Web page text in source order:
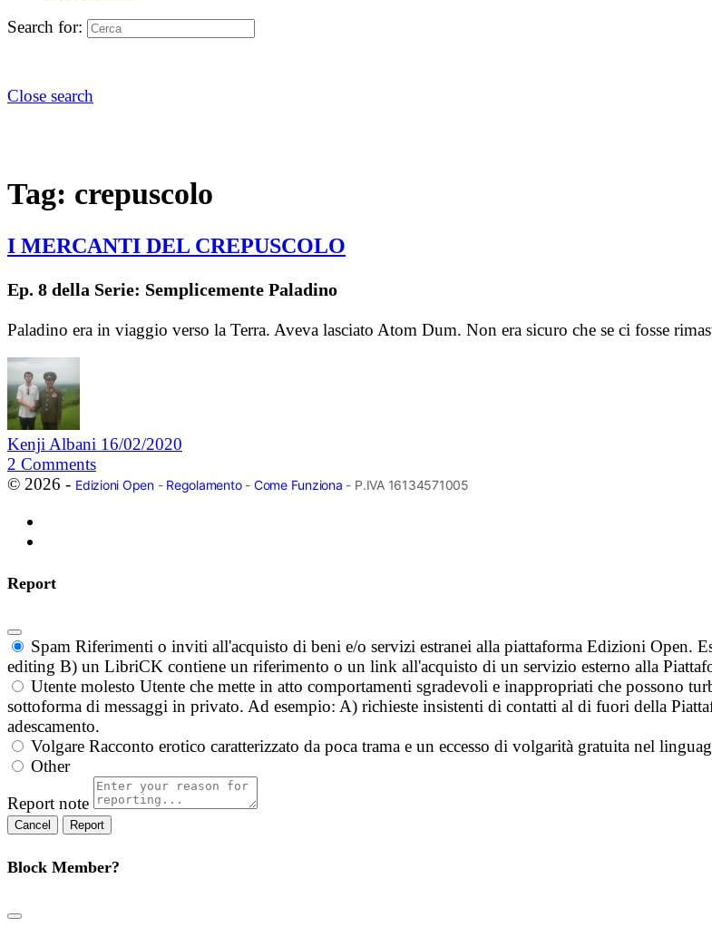
Search for:
Close search
Tag: crepuscolo
I MERCANTI DEL CREPUSCOLO
Ep. 8 della Serie: Semplicemente Paladino
Paladino era in viaggio verso la Terra. Aveva lasciato Atom Dum. Non era sicuro che se ci fosse
Kenji Albani 16/02/2020
2 Comments
© 2026 - Edizioni Open- Regolamento- Come Funziona - P.IVA 16134571005
Report
Spam Riferimenti o inviti all'acquisto di beni e/o servizi estranei alla piattaforma Edizioni Open.
editing B) un LibriCK contiene un riferimento o un link all'acquisto di un servizio esterno alla
Utente molesto Utente che mette in atto comportamenti sgradevoli e inappropriati che possono
sottoforma di messaggi in privato. Ad esempio: A) richieste insistenti di contatti al di fuori della
adescamento.
Volgare Racconto erotico caratterizzato da poca trama e un eccesso di volgarità gratuita nel
Other
Report note
Report
Block Member?